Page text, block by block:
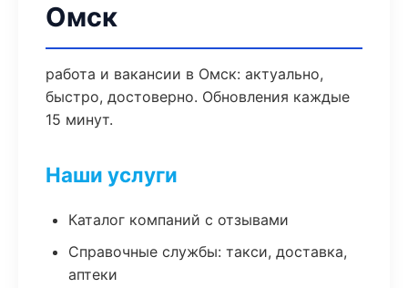
Омск
работа и вакансии в Омск: актуально,
быстро, достоверно. Обновления каждые
15 минут.
Наши услуги
Каталог компаний с отзывами
Справочные службы: такси, доставка,
аптеки